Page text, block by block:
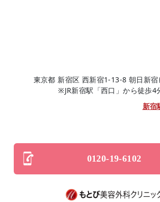
東京都 新宿区 西新宿1-13-8 朝日新
※JR新宿駅「西口」から徒歩4
新宿
0120-19-6102